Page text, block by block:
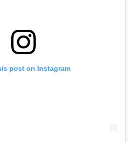
post on Instagram